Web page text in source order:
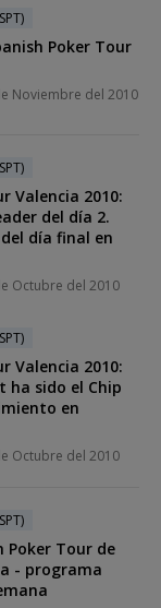
Poker Tour
Noviembre del 2010
Valencia 2010:
del día 2.
día final en
Octubre del 2010
Valencia 2010:
ha sido el Chip
en
Octubre del 2010
Poker Tour de
- programa